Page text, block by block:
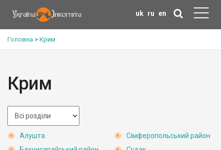
uk ru en
Головна > Крим
Крим
Алушта
Сімферопольський район